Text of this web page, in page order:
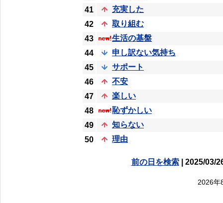
41
充実した
42
取り組む
43
生活の基盤
44
申し訳ない気持ち
45
サポート
46
不安
47
楽しい
48
恥ずかしい
49
知らない
50
理由
前の日を検索| 2025/03/
2026年